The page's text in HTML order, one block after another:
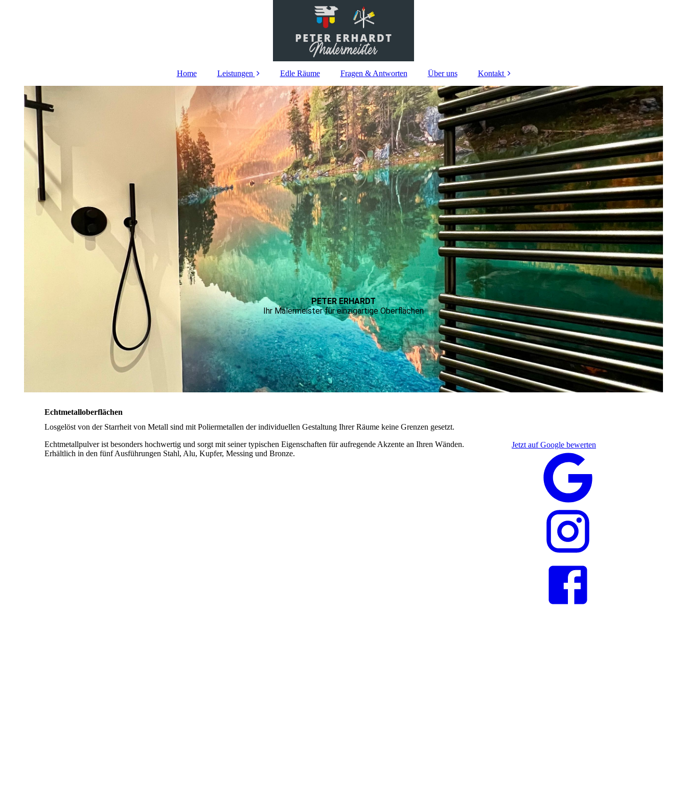
Home Leistungen
Hochwertige
Anstriche und
Lackierungen
Wanddruck
Fugenlose
Oberflächen
Sichtbetonoptik
Tapeten im
Nassbereich
3D-Wandpaneele und
Zierprofiele
Kalkmarmorputz
Echtmetalloberfläche
n
Designer Tapeten
Edle Räume Fragen & Antworten Über uns Kontakt
Datenschutz
Impressum
PETER ERHARDT
Ihr Malermeister für einzigartige Oberflächen
Echtmetalloberflächen
Losgelöst von der Starrheit von Metall sind mit Poliermetallen der individuellen Gestaltung Ihrer Räume keine Grenzen gesetzt.
Echtmetallpulver ist besonders hochwertig und sorgt mit seiner typischen Eigenschaften für aufregende Akzente an Ihren Wänden.
Erhältlich in den fünf Ausführungen Stahl, Alu, Kupfer, Messing und Bronze.
Jetzt auf Google bewerten